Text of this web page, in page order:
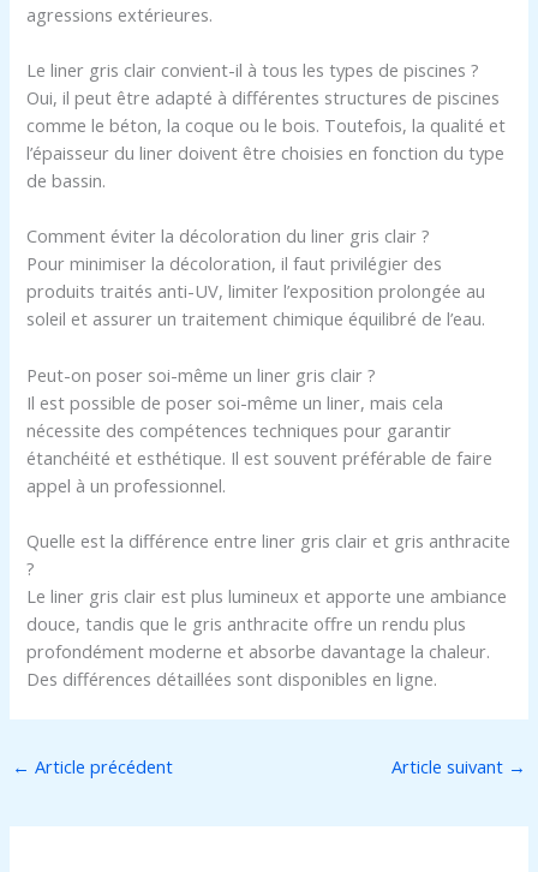
agressions extérieures.
Le liner gris clair convient-il à tous les types de piscines ?
Oui, il peut être adapté à différentes structures de piscines
comme le béton, la coque ou le bois. Toutefois, la qualité et
l’épaisseur du liner doivent être choisies en fonction du type
de bassin.
Comment éviter la décoloration du liner gris clair ?
Pour minimiser la décoloration, il faut privilégier des
produits traités anti-UV, limiter l’exposition prolongée au
soleil et assurer un traitement chimique équilibré de l’eau.
Peut-on poser soi-même un liner gris clair ?
Il est possible de poser soi-même un liner, mais cela
nécessite des compétences techniques pour garantir
étanchéité et esthétique. Il est souvent préférable de faire
appel à un professionnel.
Quelle est la différence entre liner gris clair et gris anthracite
?
Le liner gris clair est plus lumineux et apporte une ambiance
douce, tandis que le gris anthracite offre un rendu plus
profondément moderne et absorbe davantage la chaleur.
Des différences détaillées sont disponibles en ligne.
← Article précédent Article suivant →